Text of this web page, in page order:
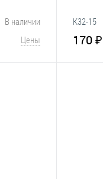
В наличии
Цены
K32-15
170 ₽